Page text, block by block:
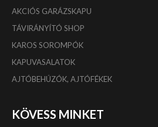
AKCIÓS GARÁZSKAPU
TÁVIRÁNYÍTÓ SHOP
KAROS SOROMPÓK
KAPUVASALATOK
AJTÓBEHÚZÓK, AJTÓFÉKEK
KÖVESS MINKET